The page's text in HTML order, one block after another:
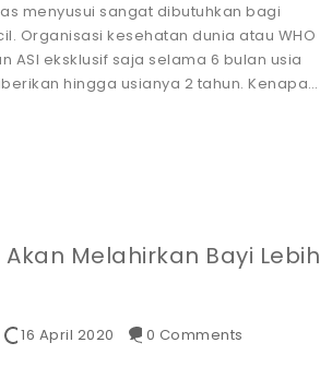
menyusui sangat dibutuhkan bagi
Organisasi kesehatan dunia atau WHO
ASI eksklusif saja selama 6 bulan usia
hingga usianya 2 tahun. Kenapa…
Melahirkan Bayi Lebih
16 April 2020 0 Comments